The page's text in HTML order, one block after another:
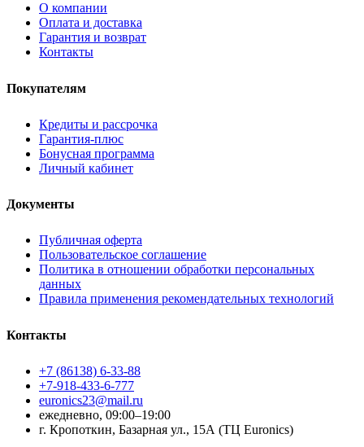
О компании
Оплата и доставка
Гарантия и возврат
Контакты
Покупателям
Кредиты и рассрочка
Гарантия-плюс
Бонусная программа
Личный кабинет
Документы
Публичная оферта
Пользовательское соглашение
Политика в отношении обработки персональных
данных
Правила применения рекомендательных технологий
Контакты
+7 (86138) 6-33-88
+7-918-433-6-777
euronics23@mail.ru
ежедневно, 09:00–19:00
г. Кропоткин, Базарная ул., 15А (ТЦ Euronics)